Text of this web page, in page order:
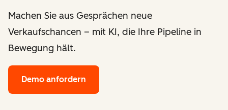
Machen Sie aus Gesprächen neue
Verkaufschancen – mit KI, die Ihre Pipeline in
Bewegung hält.
Demo anfordern